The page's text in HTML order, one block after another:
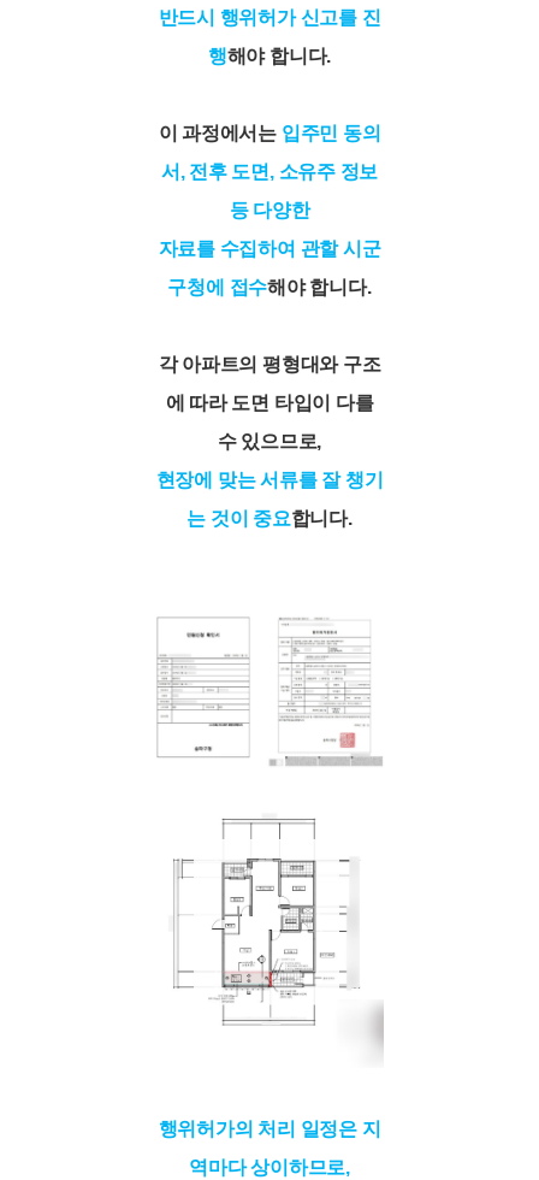
반드시 행위허가 신고를 진
행해야 합니다.
이 과정에서는 입주민 동의
서, 전후 도면, 소유주 정보
등 다양한
자료를 수집하여 관할 시군
구청에 접수해야 합니다.
각 아파트의 평형대와 구조
에 따라 도면 타입이 다를
수 있으므로,
현장에 맞는 서류를 잘 챙기
는 것이 중요합니다.
행위허가의 처리 일정은 지
역마다 상이하므로,